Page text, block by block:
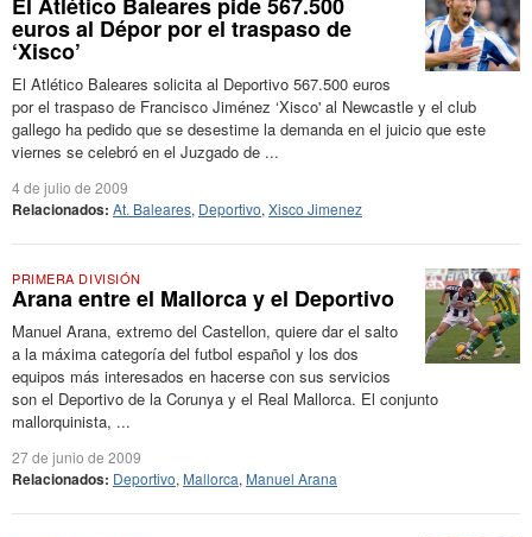
euros al Dépor por el traspaso de
‘Xisco’
El Atlético Baleares solicita al Deportivo 567.500 euros
por el traspaso de Francisco Jiménez ‘Xisco' al Newcastle y el club
gallego ha pedido que se desestime la demanda en el juicio que este
viernes se celebró en el Juzgado de ...
4 de julio de 2009
Relacionados: At. Baleares, Deportivo, Xisco Jimenez
PRIMERA DIVISIÓN
Arana entre el Mallorca y el Deportivo
Manuel Arana, extremo del Castellon, quiere dar el salto
a la máxima categoría del futbol español y los dos
equipos más interesados en hacerse con sus servicios
son el Deportivo de la Corunya y el Real Mallorca. El conjunto
mallorquinista, ...
27 de junio de 2009
Relacionados: Deportivo, Mallorca, Manuel Arana